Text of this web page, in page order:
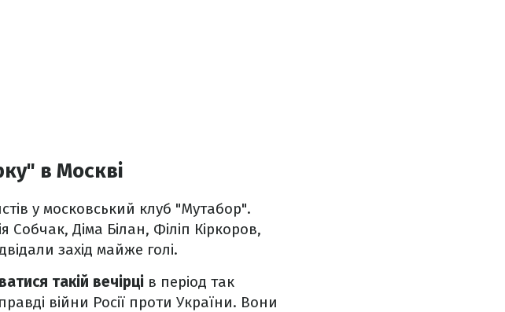
в Москві
у московський клуб "Мутабор".
Собчак, Діма Білан, Філіп Кіркоров,
захід майже голі.
такій вечірці в період так
війни Росії проти України. Вони